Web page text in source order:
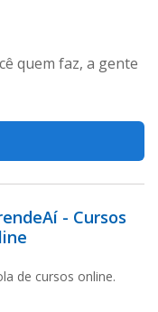
quem faz, a gente
- Cursos
de cursos online.